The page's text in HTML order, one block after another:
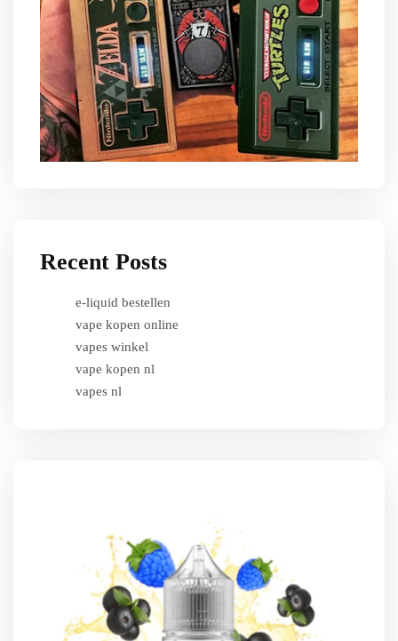
Recent Posts
e-liquid bestellen
vape kopen online
vapes winkel
vape kopen nl
vapes nl